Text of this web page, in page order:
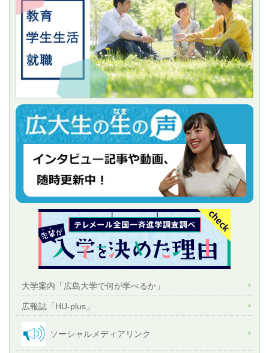
大学案内「広島大学で何が学べるか」
広報誌「HU-plus」
ソーシャルメディアリンク